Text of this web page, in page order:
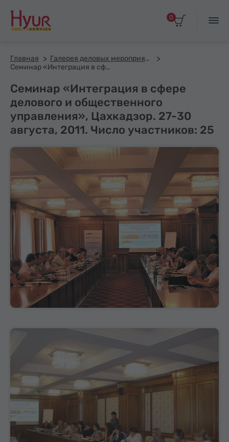
0
Главная
Галерея деловых мероприятий
Семинар «Интеграция в сфере делового и общественного управления», Цахкадзор. 27-30 августа, 2011. Число участников: 25
Семинар «Интеграция в сфере
делового и общественного
управления», Цахкадзор. 27-30
августа, 2011. Число участников: 25